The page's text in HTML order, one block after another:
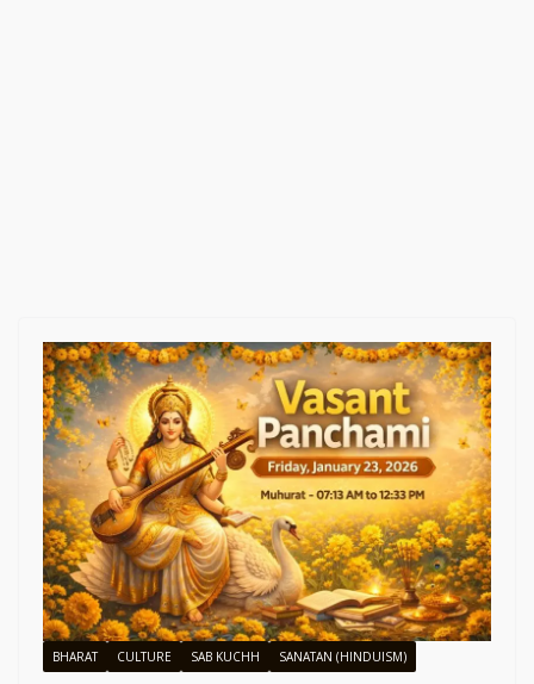
BHARAT CULTURE SAB KUCHH SANATAN (HINDUISM)